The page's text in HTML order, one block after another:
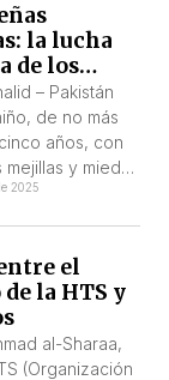
de Cachemira»
de
(literalmente
Puros»). Los
su mayoría
[…]
la lucha
de los
– Pakistán
de no más
años, con
y miedo
e
lo que
haría: corrió.
seguro,
[…]
2025
el
la HTS y
al-Sharaa,
(Organización